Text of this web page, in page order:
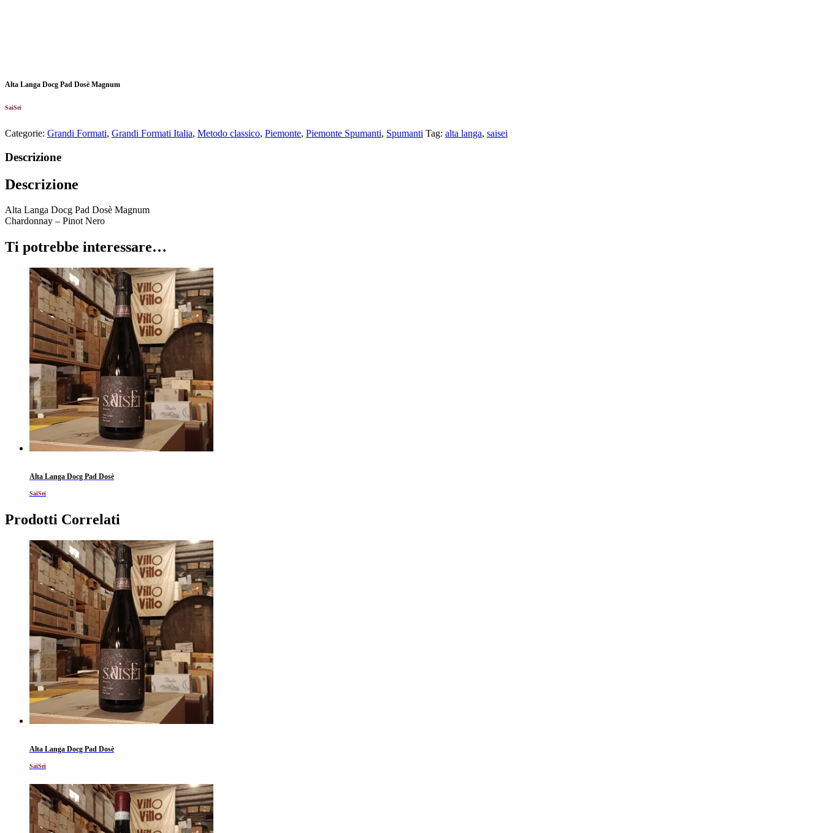
Alta Langa Docg Pad Dosè Magnum
SaiSei
Categorie: Grandi Formati, Grandi Formati Italia, Metodo classico, Piemonte, Piemonte Spumanti, Spumanti Tag: alta langa, saisei
Descrizione
Descrizione
Alta Langa Docg Pad Dosè Magnum
Chardonnay – Pinot Nero
Ti potrebbe interessare…
Alta Langa Docg Pad Dosè
SaiSei
Prodotti Correlati
Alta Langa Docg Pad Dosè
SaiSei